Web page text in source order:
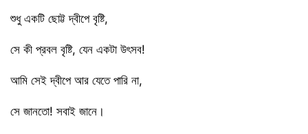
শুধু একটি ছোট্ট দ্বীপে বৃষ্টি,
সে কী প্রবল বৃষ্টি, যেন একটা উৎসব!
আমি সেই দ্বীপে আর যেতে পারি না,
সে জানতো! সবাই জানে।